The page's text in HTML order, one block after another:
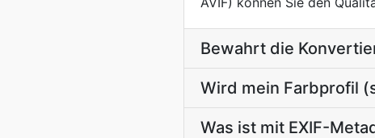
Bewahrt die
Wird mein Farbprofil
Was ist mit EXIF-